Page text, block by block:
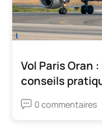
Vol Paris Oran
conseils
0 commentaires